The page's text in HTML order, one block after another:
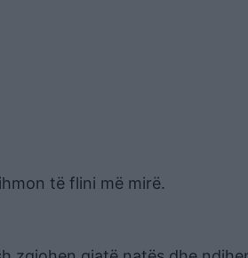
të flini më mirë.